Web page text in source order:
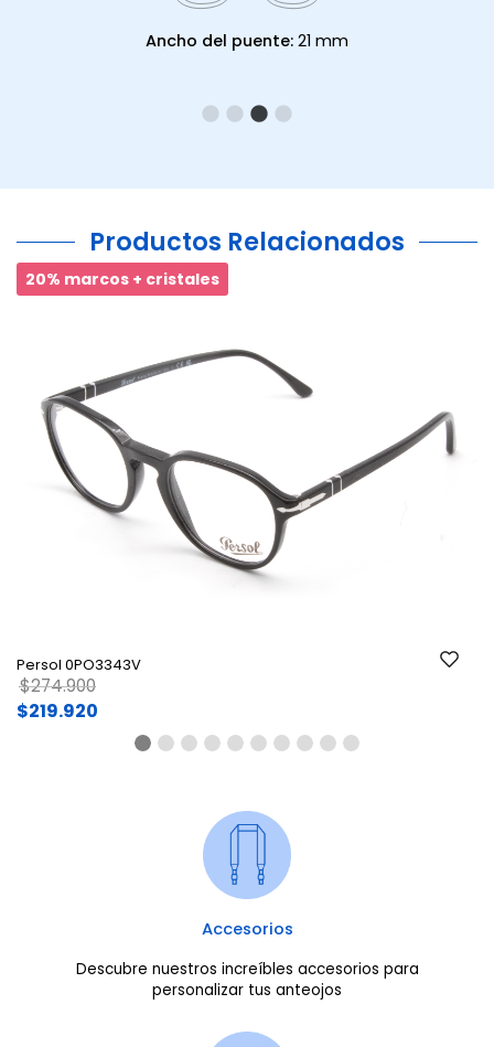
Ancho del puente: 21 mm
Productos Relacionados
20% marcos + cristales
Persol 0PO3343V
Price reduced from
$274.900to
$219.920
Accesorios
Descubre nuestros increíbles accesorios para
personalizar tus anteojos